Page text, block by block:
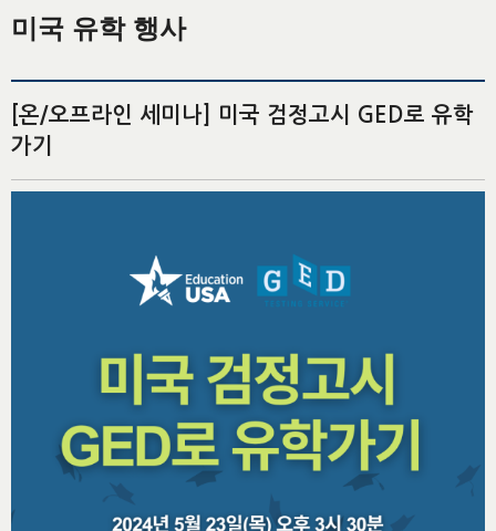
미국 유학 행사
[온/오프라인 세미나] 미국 검정고시 GED로 유학
가기